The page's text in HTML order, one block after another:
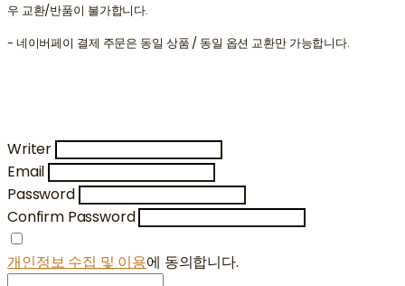
우 교환/반품이 불가합니다.
- 네이버페이 결제 주문은 동일 상품 / 동일 옵션 교환만 가능합니다.
Writer
Email
Password
Confirm Password
개인정보 수집 및 이용에 동의합니다.